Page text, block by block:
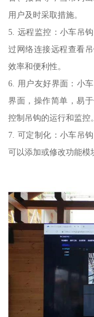
用户及时采取措施。
5. 远程监控：小车吊
过网络连接远程查看
效率和便利性。
6. 用户友好界面：小
界面，操作简单，易
控制吊钩的运行和监控。
7. 可定制化：小车吊
可以添加或修改功能模